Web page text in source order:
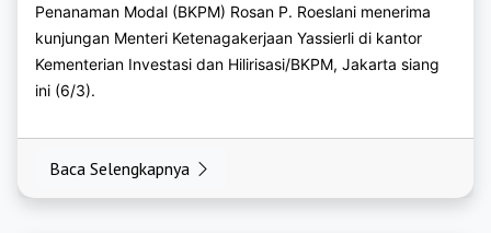
https://bkpmmadiun.org
https://bkpmmagetan.org
https://bkpmmojokerto.org
Penanaman Modal (BKPM) Rosan P. Roeslani menerima
kunjungan Menteri Ketenagakerjaan Yassierli di kantor
Kementerian Investasi dan Hilirisasi/BKPM, Jakarta siang
ini (6/3).
Baca Selengkapnya